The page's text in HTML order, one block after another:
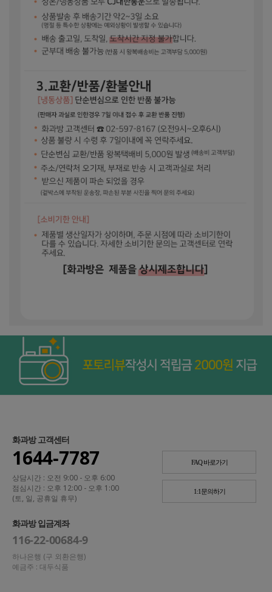
화과방 고객센터
1644-7787
상담시간 : 오전 9:00 - 오후 6:00
점심시간 : 오후 12:00 - 오후 1:00
(토, 일, 공휴일 휴무)
FAQ 바로가기
1:1문의하기
화과방 입금계좌
116-22-00684-9
하나은행 (구 외환은행)
예금주 : 대두식품